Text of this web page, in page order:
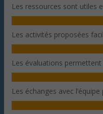
Les ressources sont utiles
Les activités proposées
Les évaluations
Les échanges avec